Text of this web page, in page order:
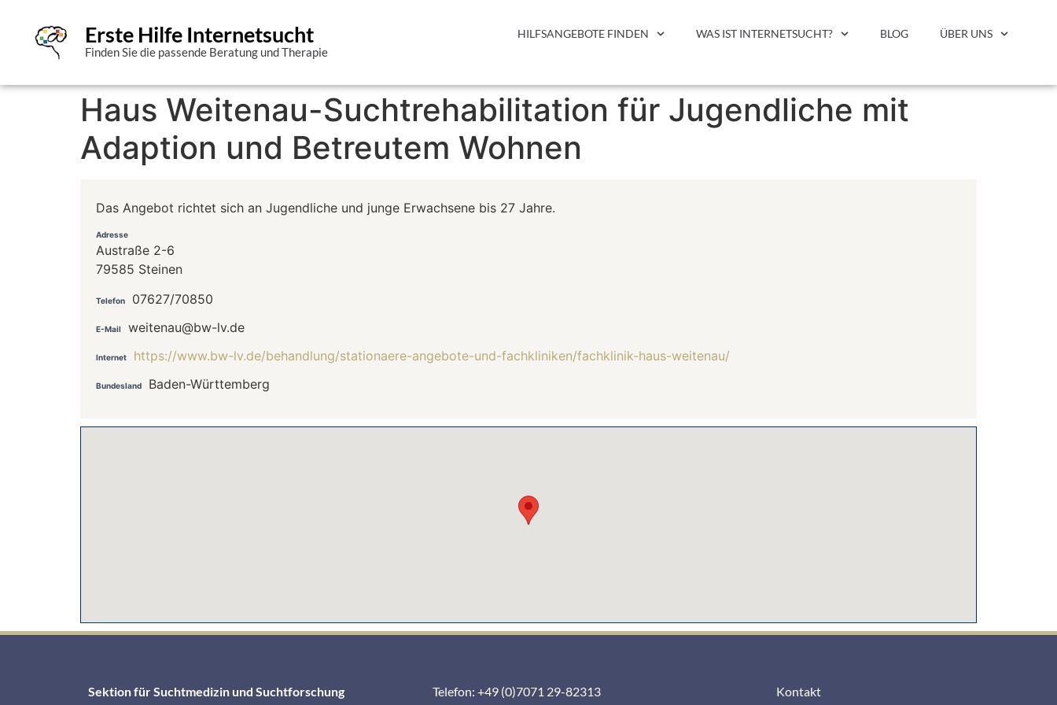
Erste Hilfe Internetsucht
Finden Sie die passende Beratung und Therapie
HILFSANGEBOTE FINDEN WAS IST INTERNETSUCHT? BLOG ÜBER UNS
Haus Weitenau-Suchtrehabilitation für Jugendliche mit
Adaption und Betreutem Wohnen
Das Angebot richtet sich an Jugendliche und junge Erwachsene bis 27 Jahre.
Adresse
Austraße 2-6
79585 Steinen
Telefon 07627/70850
E-Mail weitenau@bw-lv.de
Internet https://www.bw-lv.de/behandlung/stationaere-angebote-und-fachkliniken/fachklinik-haus-weitenau/
Bundesland Baden-Württemberg
Sektion für Suchtmedizin und Suchtforschung
Telefon: +49 (0)7071 29-82313
Kontakt